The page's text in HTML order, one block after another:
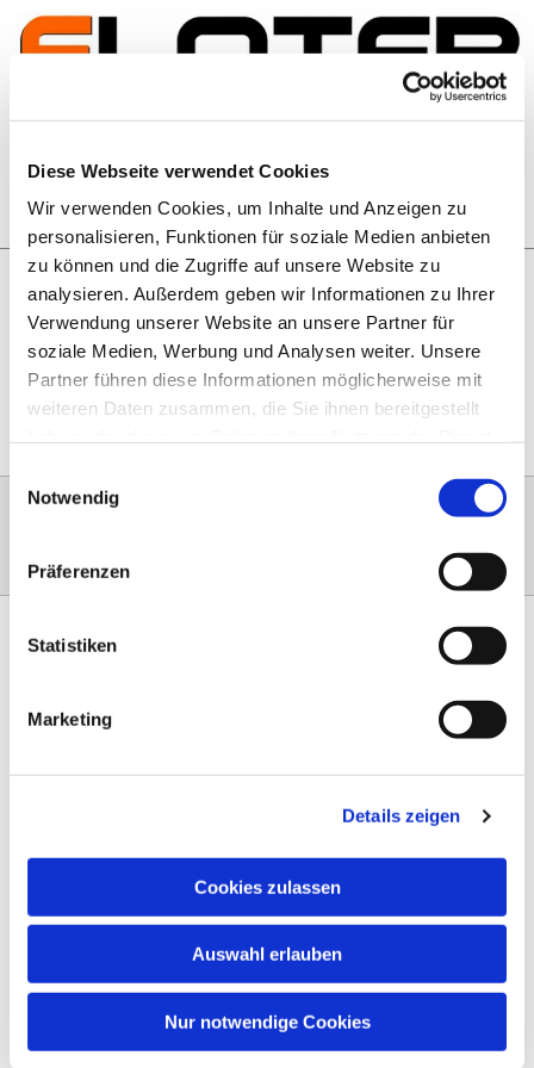
Diese Webseite verwendet Cookies
Wir verwenden Cookies, um Inhalte und Anzeigen zu
personalisieren, Funktionen für soziale Medien anbieten
zu können und die Zugriffe auf unsere Website zu
analysieren. Außerdem geben wir Informationen zu Ihrer
Verwendung unserer Website an unsere Partner für
soziale Medien, Werbung und Analysen weiter. Unsere
Partner führen diese Informationen möglicherweise mit
weiteren Daten zusammen, die Sie ihnen bereitgestellt
Einwilligungsauswahl
Notwendig
Präferenzen
Statistiken
Marketing
Details zeigen
Cookies zulassen
Auswahl erlauben
Nur notwendige Cookies
Zum Inhalt springen
Artikelsuche
Rechtliches
Hier geht es zu unserenAGB , zumWiderrufsrecht, zum
Impressum und zu unseremDatenschutz.
0151 68134038
Datenschutz
AGB
Widerruf